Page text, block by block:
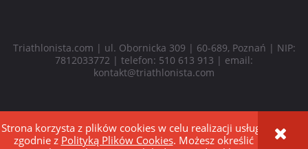
Strona korzysta z plików cookies w celu realizacji usług i
zgodnie z Polityką Plików Cookies. Możesz określić
Triathlonista.com | ul. Obornicka 309 | 60-689, Poznań | NIP:
7812033772 | telefon: 510 613 913 | email:
kontakt@triathlonista.com
pokaż pełną wersję strony